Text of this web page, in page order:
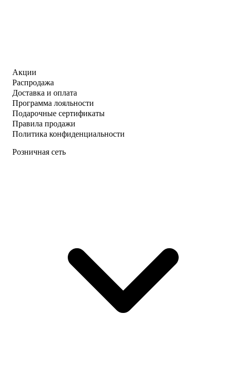
Акции
Распродажа
Доставка и оплата
Программа лояльности
Подарочные сертификаты
Правила продажи
Политика конфиденциальности
Розничная сеть